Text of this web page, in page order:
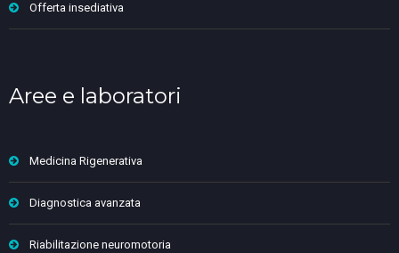
Offerta insediativa
Aree e laboratori
Medicina Rigenerativa
Diagnostica avanzata
Riabilitazione neuromotoria